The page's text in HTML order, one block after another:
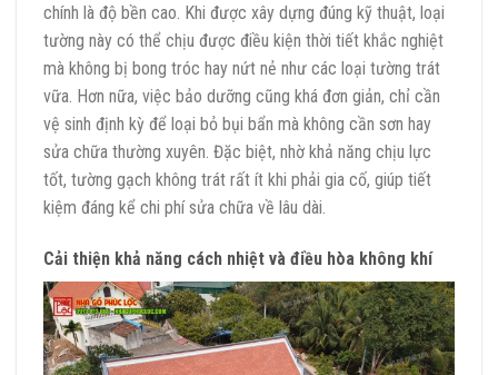
chính là độ bền cao. Khi được xây dựng đúng kỹ thuật, loại
tường này có thể chịu được điều kiện thời tiết khắc nghiệt
mà không bị bong tróc hay nứt nẻ như các loại tường trát
vữa. Hơn nữa, việc bảo dưỡng cũng khá đơn giản, chỉ cần
vệ sinh định kỳ để loại bỏ bụi bẩn mà không cần sơn hay
sửa chữa thường xuyên. Đặc biệt, nhờ khả năng chịu lực
tốt, tường gạch không trát rất ít khi phải gia cố, giúp tiết
kiệm đáng kể chi phí sửa chữa về lâu dài.
Cải thiện khả năng cách nhiệt và điều hòa không khí